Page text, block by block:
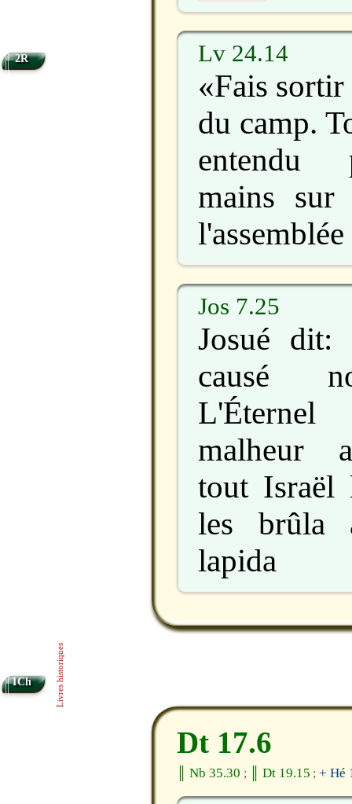
Lv 24.14
«Fais
du camp.
entendu
mains
Jos 7.25
Josué dit:
causé
malheur
tout Israël
les brûla
lapida
Dt 17.6
║ Nb 35.30 ; ║ Dt 19.15 ; + Hé
2R
1Ch Livres historiques